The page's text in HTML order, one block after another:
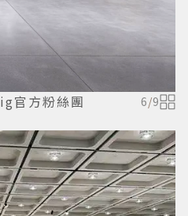
ig官方粉絲團 6/9